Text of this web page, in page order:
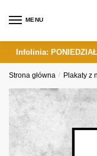
MENU
Infolinia:
Strona główna / Plakaty z